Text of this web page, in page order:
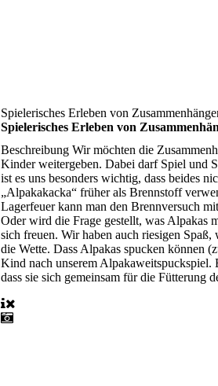
Spielerisches Erleben von
Spielerisches Erleben von
Beschreibung Wir möchten die
Kinder weitergeben. Dabei darf Spiel und
ist es uns besonders wichtig, dass beides
„Alpakakacka“ früher als Brennstoff
Lagerfeuer kann man den Brennversuch
Oder wird die Frage gestellt, was Alpakas
sich freuen. Wir haben auch riesigen
die Wette. Dass Alpakas spucken können
Kind nach unserem Alpakaweitspuckspiel.
dass sie sich gemeinsam für die Fütterung